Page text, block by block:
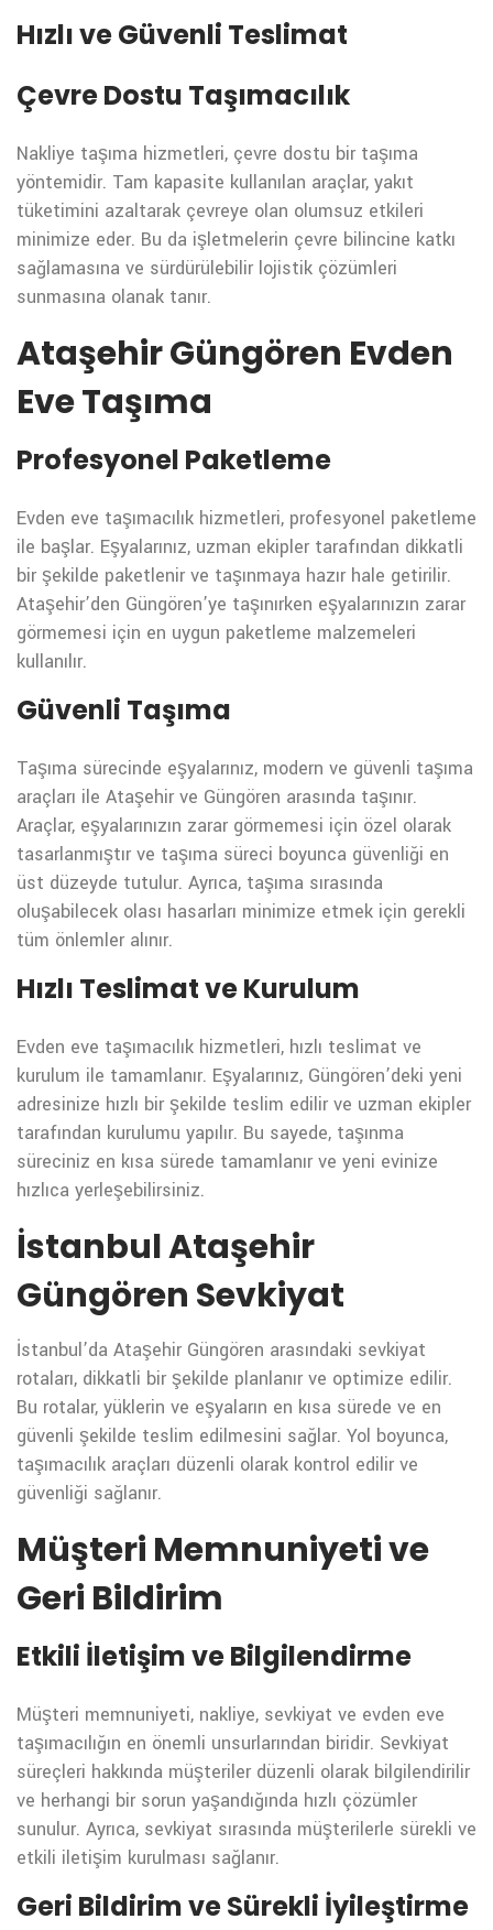
Hızlı ve Güvenli Teslimat
Çevre Dostu Taşımacılık
Nakliye taşıma hizmetleri, çevre dostu bir taşıma
yöntemidir. Tam kapasite kullanılan araçlar, yakıt
tüketimini azaltarak çevreye olan olumsuz etkileri
minimize eder. Bu da işletmelerin çevre bilincine katkı
sağlamasına ve sürdürülebilir lojistik çözümleri
sunmasına olanak tanır.
Ataşehir Güngören Evden
Eve Taşıma
Profesyonel Paketleme
Evden eve taşımacılık hizmetleri, profesyonel paketleme
ile başlar. Eşyalarınız, uzman ekipler tarafından dikkatli
bir şekilde paketlenir ve taşınmaya hazır hale getirilir.
Ataşehir’den Güngören’ye taşınırken eşyalarınızın zarar
görmemesi için en uygun paketleme malzemeleri
kullanılır.
Güvenli Taşıma
Taşıma sürecinde eşyalarınız, modern ve güvenli taşıma
araçları ile Ataşehir ve Güngören arasında taşınır.
Araçlar, eşyalarınızın zarar görmemesi için özel olarak
tasarlanmıştır ve taşıma süreci boyunca güvenliği en
üst düzeyde tutulur. Ayrıca, taşıma sırasında
oluşabilecek olası hasarları minimize etmek için gerekli
tüm önlemler alınır.
Hızlı Teslimat ve Kurulum
Evden eve taşımacılık hizmetleri, hızlı teslimat ve
kurulum ile tamamlanır. Eşyalarınız, Güngören’deki yeni
adresinize hızlı bir şekilde teslim edilir ve uzman ekipler
tarafından kurulumu yapılır. Bu sayede, taşınma
süreciniz en kısa sürede tamamlanır ve yeni evinize
hızlıca yerleşebilirsiniz.
İstanbul Ataşehir
Güngören Sevkiyat
İstanbul’da Ataşehir Güngören arasındaki sevkiyat
rotaları, dikkatli bir şekilde planlanır ve optimize edilir.
Bu rotalar, yüklerin ve eşyaların en kısa sürede ve en
güvenli şekilde teslim edilmesini sağlar. Yol boyunca,
taşımacılık araçları düzenli olarak kontrol edilir ve
güvenliği sağlanır.
Müşteri Memnuniyeti ve
Geri Bildirim
Etkili İletişim ve Bilgilendirme
Müşteri memnuniyeti, nakliye, sevkiyat ve evden eve
taşımacılığın en önemli unsurlarından biridir. Sevkiyat
süreçleri hakkında müşteriler düzenli olarak bilgilendirilir
ve herhangi bir sorun yaşandığında hızlı çözümler
sunulur. Ayrıca, sevkiyat sırasında müşterilerle sürekli ve
etkili iletişim kurulması sağlanır.
Geri Bildirim ve Sürekli İyileştirme